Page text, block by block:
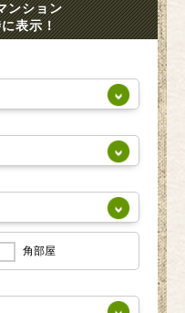
ンション
表示！
角部屋